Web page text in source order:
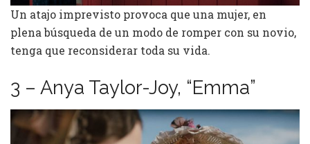
Un atajo imprevisto provoca que una mujer, en
plena búsqueda de un modo de romper con su novio,
tenga que reconsiderar toda su vida.
3 – Anya Taylor-Joy, “Emma”